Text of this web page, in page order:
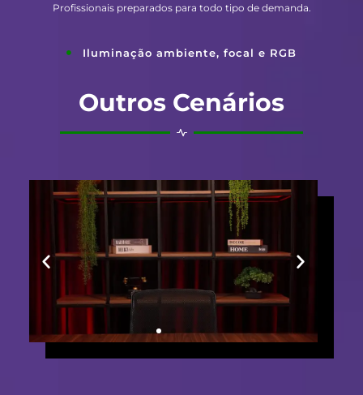
Profissionais preparados para todo tipo de demanda.
Iluminação ambiente, focal e RGB
Outros Cenários